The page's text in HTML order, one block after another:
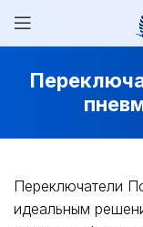
Переключатели
идеальным